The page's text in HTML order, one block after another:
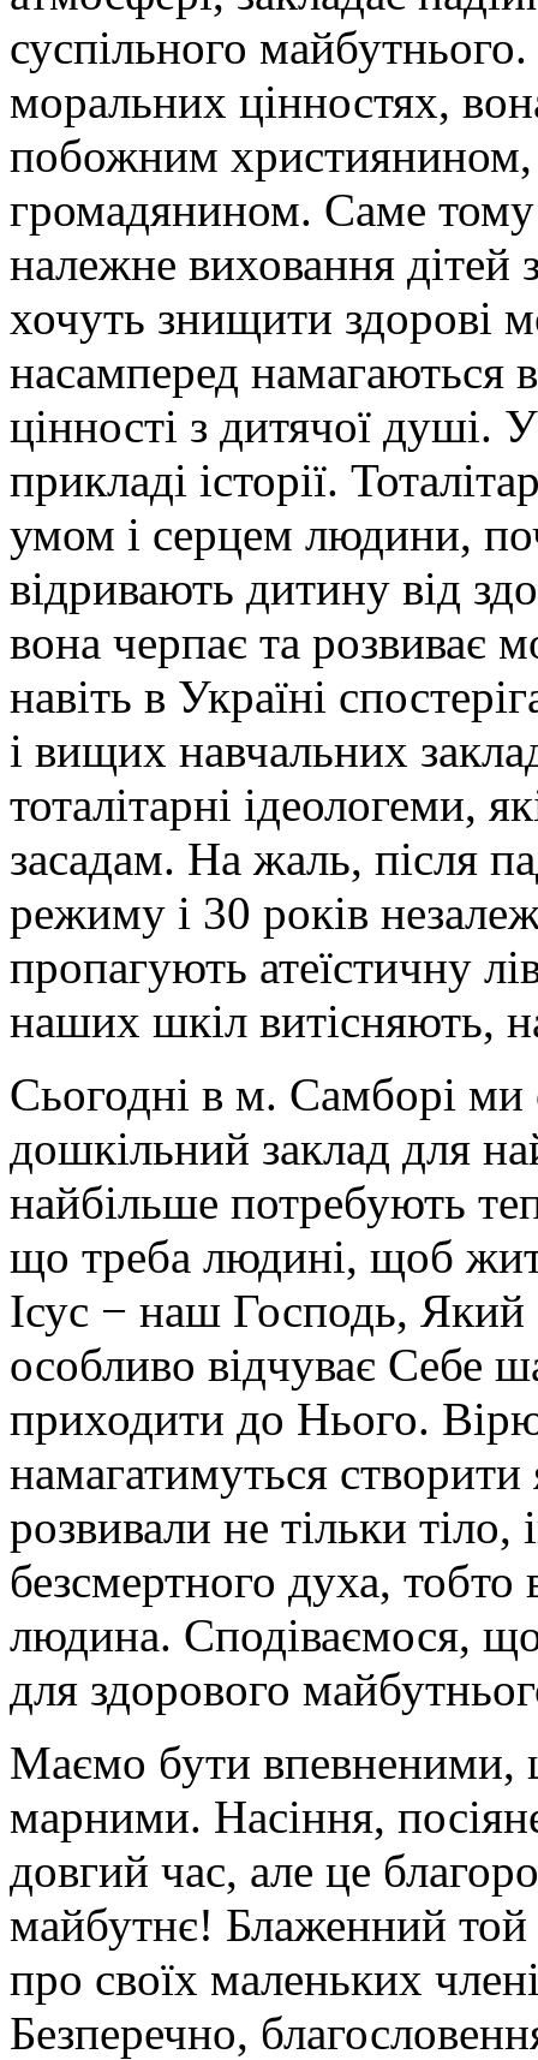
суспільного
моральних цінностях,
побожним християнином,
громадянином. Саме
належне виховання дітей
хочуть знищити здорові
насамперед намагаються
цінності з дитячої
прикладі історії.
умом і серцем людини,
відривають дитину від
вона черпає та розвиває
навіть в Україні
і вищих навчальних
тоталітарні ідеологеми,
засадам. На жаль, після
режиму і 30 років
пропагують атеїстичну
наших шкіл витісняють,
Сьогодні в м. Самборі ми
дошкільний заклад для
найбільше потребують
що треба людині, щоб
Ісус − наш Господь, Який
особливо відчуває Себе
приходити до Нього.
намагатимуться
розвивали не тільки тіло,
безсмертного духа,
людина. Сподіваємося,
для здорового
Маємо бути впевненими,
марними. Насіння,
довгий час, але це
майбутнє! Блаженний той
про своїх маленьких
Безперечно,